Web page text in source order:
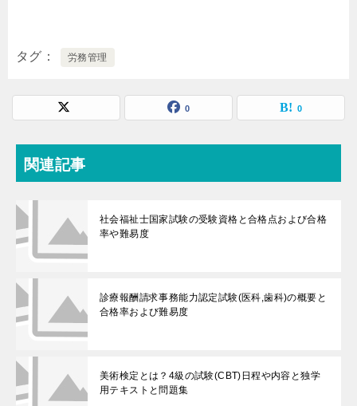
タグ 労務管理
0 0
関連記事
社会福祉士国家試験の受験資格と合格点および合格
率や難易度
診療報酬請求事務能力認定試験(医科,歯科)の概要と
合格率および難易度
美術検定とは？4級の試験(CBT)日程や内容と独学
用テキストと問題集